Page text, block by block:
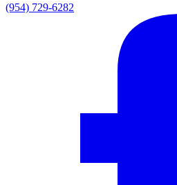
(954) 729-6282